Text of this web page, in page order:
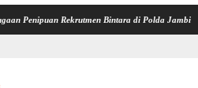
Rekrutmen Bintara di Polda Jambi Tim